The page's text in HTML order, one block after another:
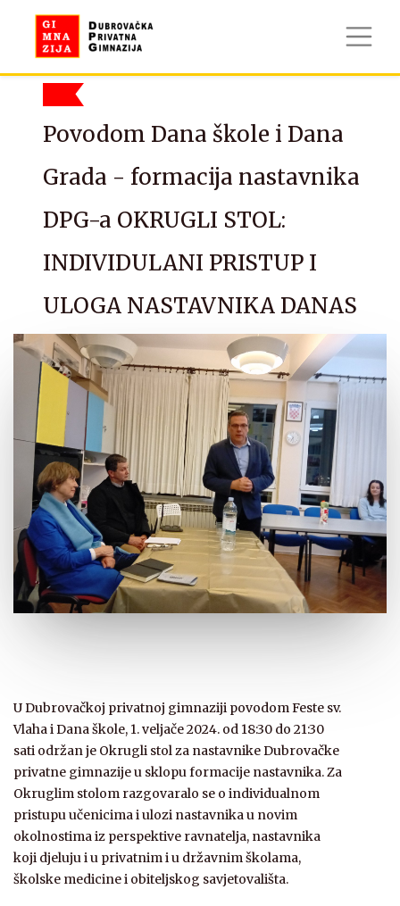
Povodom Dana škole i Dana
Grada - formacija nastavnika
DPG-a OKRUGLI STOL:
INDIVIDULANI PRISTUP I
ULOGA NASTAVNIKA DANAS
Školska godina 2023./2024.
02/02/2024 Podijeli
U Dubrovačkoj privatnoj gimnaziji povodom Feste sv.
Vlaha i Dana škole, 1. veljače 2024. od 18:30 do 21:30
sati održan je Okrugli stol za nastavnike Dubrovačke
privatne gimnazije u sklopu formacije nastavnika. Za
Okruglim stolom razgovaralo se o individualnom
pristupu učenicima i ulozi nastavnika u novim
okolnostima iz perspektive ravnatelja, nastavnika
koji djeluju i u privatnim i u državnim školama,
školske medicine i obiteljskog savjetovališta.